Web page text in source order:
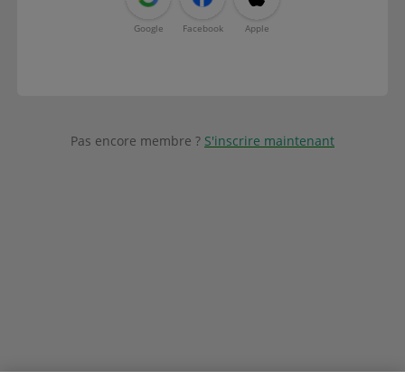
Google Facebook Apple
Pas encore membre ? S'inscrire maintenant